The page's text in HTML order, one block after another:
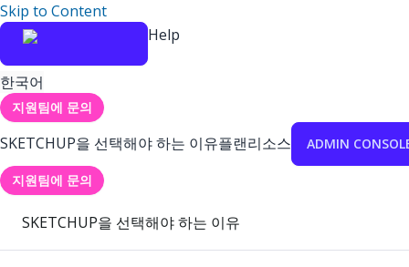
Skip to Content
Help
한국어
지원팀에 문의
SKETCHUP을 선택해야 하는 이유플랜리소스 ADMIN
지원팀에 문의
SKETCHUP을 선택해야 하는 이유